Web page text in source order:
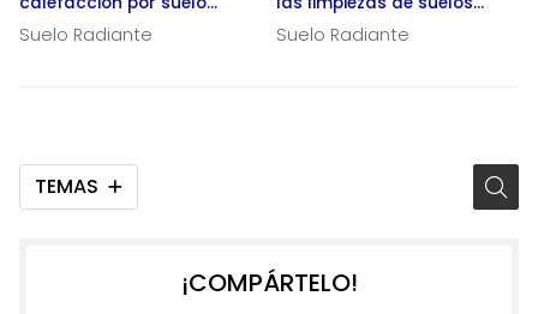
TEMAS
radiante en una vivienda?
Suelo Radiante
radiantes?
Suelo Radiante
¡COMPÁRTELO!